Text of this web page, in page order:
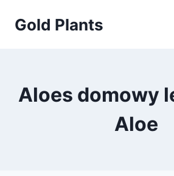
Gold Plants
Aloes domowy
Aloe